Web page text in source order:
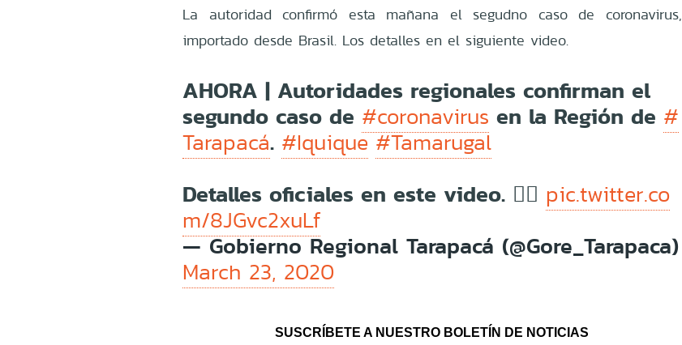
La autoridad confirmó esta mañana el segudno caso de coronavirus,
importado desde Brasil. Los detalles en el siguiente video.
AHORA | Autoridades regionales confirman el
segundo caso de #coronavirus en la Región de #
Tarapacá. #Iquique #Tamarugal
Detalles oficiales en este video. 👇🏼 pic.twitter.co
m/8JGvc2xuLf
— Gobierno Regional Tarapacá (@Gore_Tarapaca)
March 23, 2020
SUSCRÍBETE A NUESTRO BOLETÍN DE NOTICIAS